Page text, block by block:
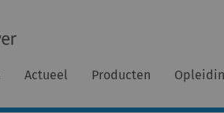
Actueel Producten